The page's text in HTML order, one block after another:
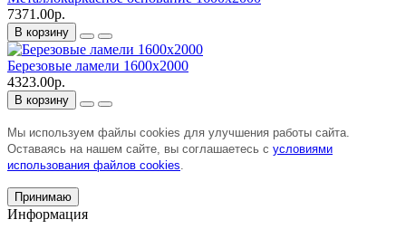
7371.00р.
В корзину
Березовые ламели 1600х2000
4323.00р.
В корзину
Мы используем файлы cookies для улучшения работы сайта.
Оставаясь на нашем сайте, вы соглашаетесь с условиями
использования файлов cookies.
Принимаю
Информация